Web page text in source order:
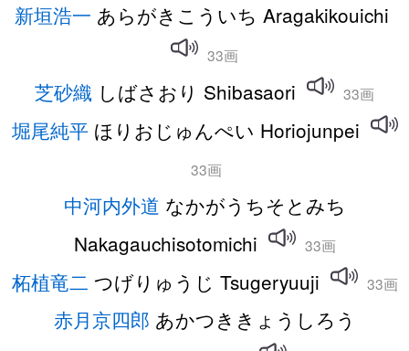
新垣浩一 あらがきこういち Aragakikouichi
33画
芝砂織 しばさおり Shibasaori 33画
堀尾純平ほりおじゅんぺい Horiojunpei
33画
中河内外道 なかがうちそとみち
Nakagauchisotomichi
33画
柘植竜二 つげりゅうじ Tsugeryuuji 33画
赤月京四郎 あかつききょうしろう